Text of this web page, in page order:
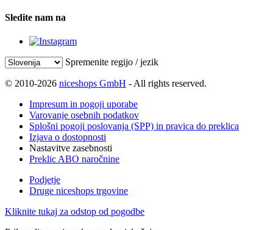
Sledite nam na
Spremenite regijo / jezik
© 2010-2026 niceshops GmbH - All rights reserved.
Impresum in pogoji uporabe
Varovanje osebnih podatkov
Splošni pogoji poslovanja (SPP) in pravica do preklica
Izjava o dostopnosti
Nastavitve zasebnosti
Preklic ABO naročnine
Podjetje
Druge niceshops trgovine
Kliknite tukaj za odstop od pogodbe